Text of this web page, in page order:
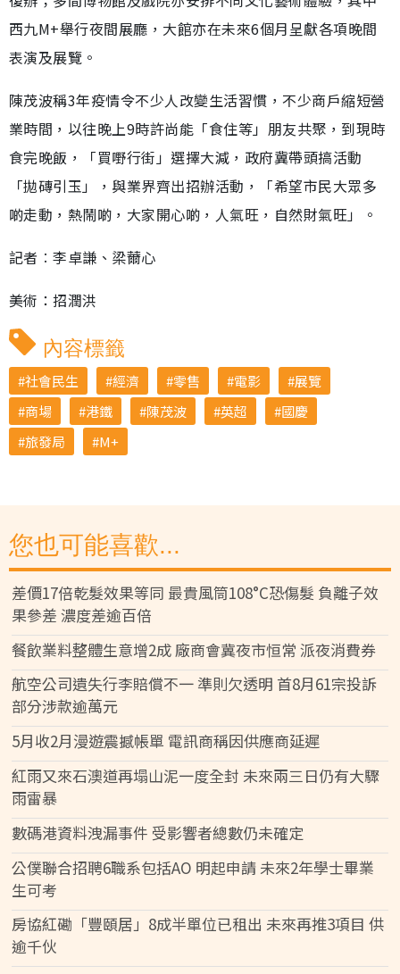
西九M+舉行夜間展廳，大館亦在未來6個月呈獻各項晚間
表演及展覽。
陳茂波稱3年疫情令不少人改變生活習慣，不少商戶縮短營
業時間，以往晚上9時許尚能「食住等」朋友共聚，到現時
食完晚飯，「買嘢行街」選擇大減，政府冀帶頭搞活動
「拋磚引玉」，與業界齊出招辦活動，「希望市民大眾多
啲走動，熱鬧啲，大家開心啲，人氣旺，自然財氣旺」。
記者︰李卓謙、梁薾心
美術：招潤洪
內容標籤
社會民生 經濟 零售 電影
展覽
商場
港鐵 陳茂波 英超
國慶
旅發局
M+
您也可能喜歡...
差價17倍乾髮效果等同 最貴風筒108°C恐傷髮 負離子效
果參差 濃度差逾百倍
餐飲業料整體生意增2成 廠商會冀夜市恒常 派夜消費券
航空公司遺失行李賠償不一 準則欠透明 首8月61宗投訴
部分涉款逾萬元
5月收2月漫遊震撼帳單 電訊商稱因供應商延遲
紅雨又來石澳道再塌山泥一度全封 未來兩三日仍有大驟
雨雷暴
數碼港資料洩漏事件 受影響者總數仍未確定
公僕聯合招聘6職系包括AO 明起申請 未來2年學士畢業
生可考
房協紅磡「豐頤居」8成半單位已租出 未來再推3項目 供
逾千伙